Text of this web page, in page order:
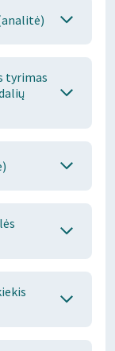
tyrimas